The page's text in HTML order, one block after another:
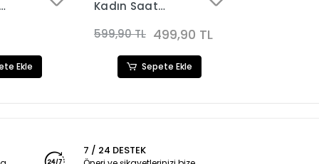
Ekle
Kadın Saat
599,90 TL 499,90 TL
Sepete Ekle
7 / 24 DESTEK